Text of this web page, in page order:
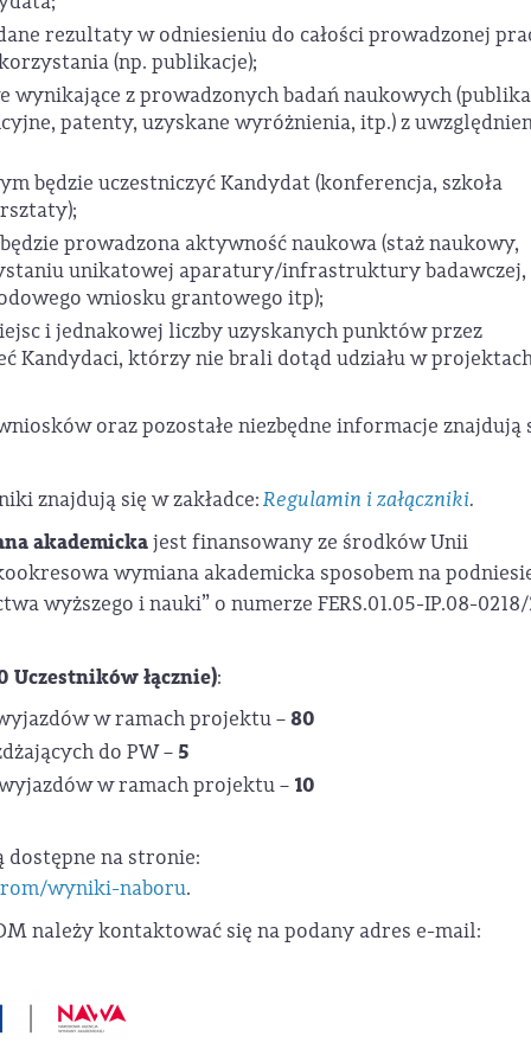
rezultaty w odniesieniu do całości prowadzonej
(np. publikacje);
wynikające z prowadzonych badań naukowych
patenty, uzyskane wyróżnienia, itp.) z
będzie uczestniczyć Kandydat (konferencja, szkoła
prowadzona aktywność naukowa (staż naukowy,
unikatowej aparatury/infrastruktury badawczej,
wniosku grantowego itp);
i jednakowej liczby uzyskanych punktów przez
Kandydaci, którzy nie brali dotąd udziału w
oraz pozostałe niezbędne informacje znajdują
znajdują się w zakładce:Regulamin i załączniki.
akademickajest finansowany ze środków Unii
wymiana akademicka sposobem na
wyższego i nauki” o numerze FERS.01.05-IP.08-
Uczestników łącznie):
w ramach projektu –80
do PW – 5
w ramach projektu – 10
na stronie:
wyniki-naboru.
należy kontaktować się na podany adres e-mail: